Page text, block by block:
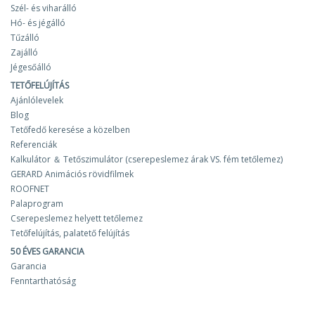
Szél- és viharálló
Hó- és jégálló
Tűzálló
Zajálló
Jégesőálló
TETŐFELÚJÍTÁS
Ajánlólevelek
Blog
Tetőfedő keresése a közelben
Referenciák
Kalkulátor ＆ Tetőszimulátor (cserepeslemez árak VS. fém tetőlemez)
GERARD Animációs rövidfilmek
ROOFNET
Palaprogram
Cserepeslemez helyett tetőlemez
Tetőfelújítás, palatető felújítás
50 ÉVES GARANCIA
Garancia
Fenntarthatóság